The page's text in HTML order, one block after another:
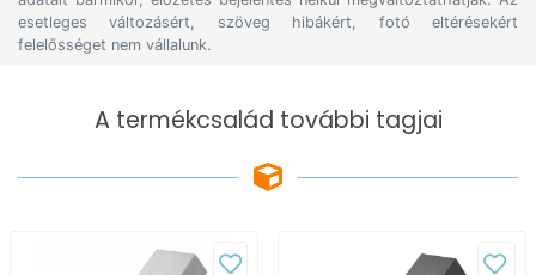
esetleges változásért, szöveg hibákért, fotó eltérésekért
felelősséget nem vállalunk.
A termékcsalád további tagjai